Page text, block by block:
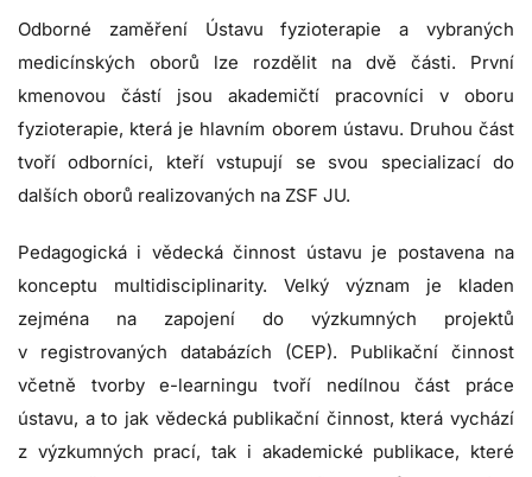
Odborné zaměření Ústavu fyzioterapie a vybraných
medicínských oborů lze rozdělit na dvě části. První
kmenovou částí jsou akademičtí pracovníci v oboru
fyzioterapie, která je hlavním oborem ústavu. Druhou část
tvoří odborníci, kteří vstupují se svou specializací do
dalších oborů realizovaných na ZSF JU.
Pedagogická i vědecká činnost ústavu je postavena na
konceptu multidisciplinarity. Velký význam je kladen
zejména na zapojení do výzkumných projektů
v registrovaných databázích (CEP). Publikační činnost
včetně tvorby e-learningu tvoří nedílnou část práce
ústavu, a to jak vědecká publikační činnost, která vychází
z výzkumných prací, tak i akademické publikace, které